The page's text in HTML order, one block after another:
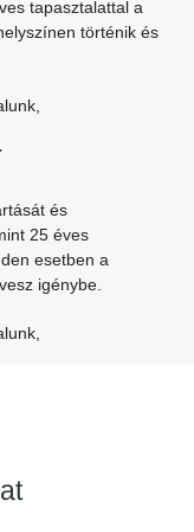
tapasztalattal a
történik és
és
25 éves
esetben a
igénybe.